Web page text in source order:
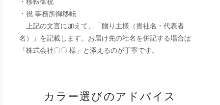
・祝 事務所御移転
上記の文言に加えて、「贈り主様（貴社名・代表者
名）」を記載します。お届け先の社名を併記する場合は
「株式会社〇〇 様」と添えるのが丁寧です。
カラー選びのアドバイス